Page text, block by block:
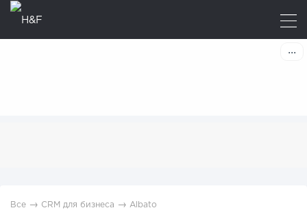
Все → CRM для бизнеса → Albato